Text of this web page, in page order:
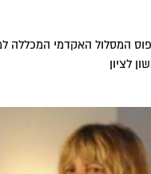
המסלול האקדמי המכללה